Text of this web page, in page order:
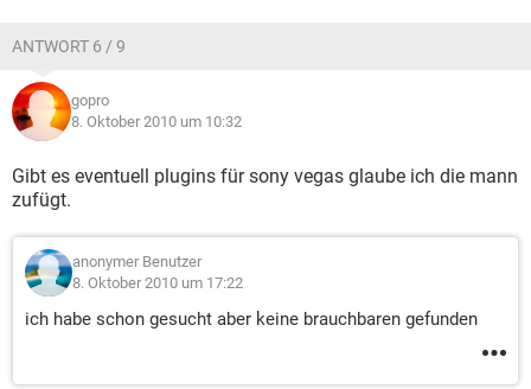
ANTWORT 6 / 9
gopro
8. Oktober 2010 um 10:32
Gibt es eventuell plugins für sony vegas glaube ich die mann
zufügt.
anonymer Benutzer
8. Oktober 2010 um 17:22
ich habe schon gesucht aber keine brauchbaren gefunden